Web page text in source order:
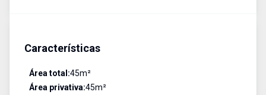
Características
Área total:45m²
Área privativa:45m²